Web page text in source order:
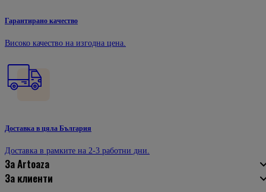
Гарантирано качество
Високо качество на изгодна цена.
Доставка в цяла България
Доставка в рамките на 2-3 работни дни.
За Artoaza
За клиенти